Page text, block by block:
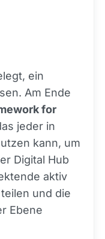
ein
Am Ende
for
jeder in
kann, um
Digital Hub
aktiv
und die
Ebene